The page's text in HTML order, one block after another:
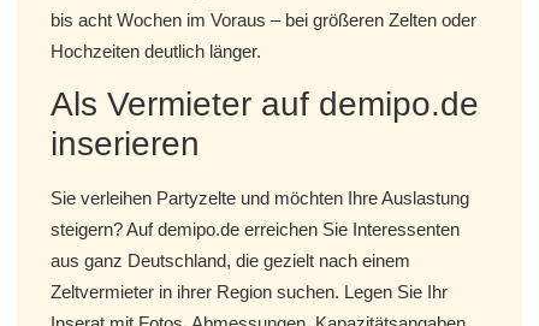
bis acht Wochen im Voraus – bei größeren Zelten oder
Hochzeiten deutlich länger.
Als Vermieter auf demipo.de
inserieren
Sie verleihen Partyzelte und möchten Ihre Auslastung
steigern? Auf demipo.de erreichen Sie Interessenten
aus ganz Deutschland, die gezielt nach einem
Zeltvermieter in ihrer Region suchen. Legen Sie Ihr